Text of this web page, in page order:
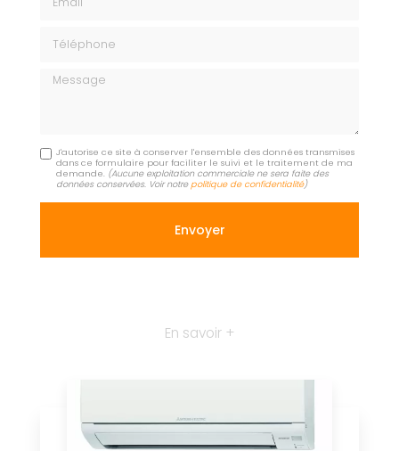
Message
J'autorise ce site à conserver l'ensemble des données transmises
dans ce formulaire pour faciliter le suivi et le traitement de ma
demande. (Aucune exploitation commerciale ne sera faite des
données conservées. Voir notrepolitique de confidentialité)
En savoir +